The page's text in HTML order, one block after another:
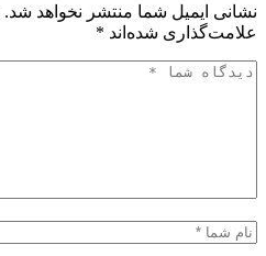
نشانی ایمیل شما منتشر نخواهد شد.
علامت‌گذاری شده‌اند *